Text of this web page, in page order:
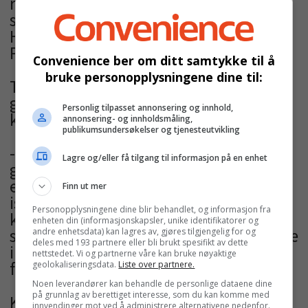
stasjon lokalt, sa markedsdirektør Ann
Helen Våge og senior kategorisjef Ole-
Petter Tranberg da prisen ble overrakt.
Tranberg forteller at Circle K i året som
gikk hadde en sterk salgsvekst i
kategorien.
- Iskrem påvirkes selvfølgelig positivt av
godt vær i høysesongen, og da er det
ekstra viktig at man er klar med velfylte
isdisker når go’været slår til. Dette
klarte Diplom Is på mesterlig vis i året
som gikk, og kom også ut med toppscore
i evalueringen fra stasjonsdrivere og
franchisetakere.
Kriteriene for å bli valgt til årets
Convenience ber om ditt samtykke til å
bruke personopplysningene dine til:
Personlig tilpasset annonsering og innhold,
annonsering- og innholdsmåling,
publikumsundersøkelser og tjenesteutvikling
Lagre og/eller få tilgang til informasjon på en enhet
Finn ut mer
Personopplysningene dine blir behandlet, og informasjon fra
enheten din (informasjonskapsler, unike identifikatorer og
andre enhetsdata) kan lagres av, gjøres tilgjengelig for og
deles med 193 partnere eller bli brukt spesifikt av dette
nettstedet. Vi og partnerne våre kan bruke nøyaktige
geolokaliseringsdata. Liste over partnere.
Noen leverandører kan behandle de personlige dataene dine
på grunnlag av berettiget interesse, som du kan komme med
innvendinger mot ved å administrere alternativene nedenfor.